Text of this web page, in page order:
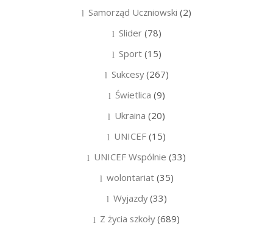
Samorząd Uczniowski (2)
Slider(78)
Sport(15)
Sukcesy(267)
Świetlica (9)
Ukraina (20)
UNICEF (15)
UNICEF Wspólnie (33)
wolontariat(35)
Wyjazdy(33)
Z życia szkoły(689)